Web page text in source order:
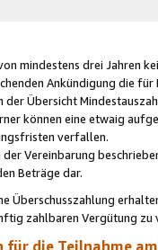
mindestens drei Jahren
Ankündigung die
Übersicht
können eine etwaig
verfallen.
Vereinbarung
Beträge dar.
Überschusszahlung
zahlbaren Vergütung zu
für die Teilnahme